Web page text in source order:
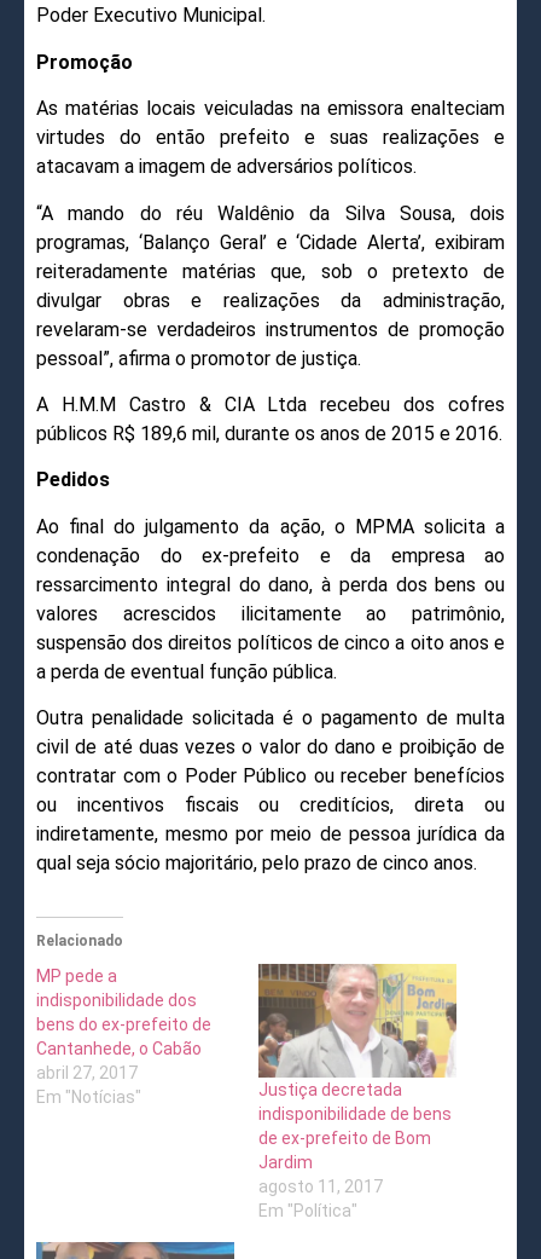
Poder Executivo Municipal.
Promoção
As matérias locais veiculadas na emissora enalteciam
virtudes do então prefeito e suas realizações e
atacavam a imagem de adversários políticos.
“A mando do réu Waldênio da Silva Sousa, dois
programas, ‘Balanço Geral’ e ‘Cidade Alerta’, exibiram
reiteradamente matérias que, sob o pretexto de
divulgar obras e realizações da administração,
revelaram-se verdadeiros instrumentos de promoção
pessoal”, afirma o promotor de justiça.
A H.M.M Castro & CIA Ltda recebeu dos cofres
públicos R$ 189,6 mil, durante os anos de 2015 e 2016.
Pedidos
Ao final do julgamento da ação, o MPMA solicita a
condenação do ex-prefeito e da empresa ao
ressarcimento integral do dano, à perda dos bens ou
valores acrescidos ilicitamente ao patrimônio,
suspensão dos direitos políticos de cinco a oito anos e
a perda de eventual função pública.
Outra penalidade solicitada é o pagamento de multa
civil de até duas vezes o valor do dano e proibição de
contratar com o Poder Público ou receber benefícios
ou incentivos fiscais ou creditícios, direta ou
indiretamente, mesmo por meio de pessoa jurídica da
qual seja sócio majoritário, pelo prazo de cinco anos.
Relacionado
MP pede a
indisponibilidade dos
bens do ex-prefeito de
Cantanhede, o Cabão
abril 27, 2017
Em "Notícias"
Justiça decretada
indisponibilidade de bens
de ex-prefeito de Bom
Jardim
agosto 11, 2017
Em "Política"